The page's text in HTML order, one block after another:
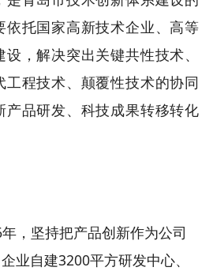
依托国家高新技术企业、高等
，解决突出关键共性技术、
程技术、颠覆性技术的协同
产品研发、科技成果转移转化
，坚持把产品创新作为公司
业自建3200平方研发中心、